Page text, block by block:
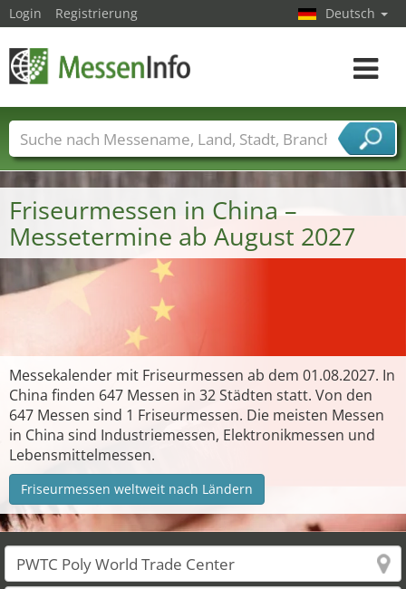
Friseurmessen in China –
Messetermine ab August 2027
Messekalender mit Friseurmessen ab dem 01.08.2027. In
China finden 647 Messen in 32 Städten statt. Von den
647 Messen sind 1 Friseurmessen. Die meisten Messen
in China sind Industriemessen, Elektronikmessen und
Lebensmittelmessen.
Friseurmessen weltweit nach Ländern
Login Registrierung Deutsch
Toggle
Messenamen Länder Städte
Branchen
Dienstleisterbranchen